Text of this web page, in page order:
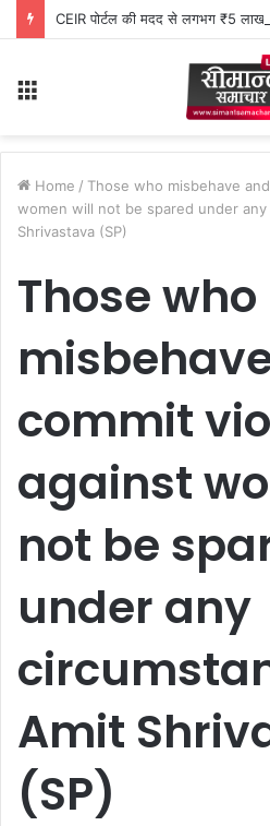
CEIR पोर्टल की मदद से लगभग ₹5 लाख
Home / Those who misbehave
women will not be spared under
Shrivastava (SP)
Those who
commit
against
not be
under any
Amit
(SP)